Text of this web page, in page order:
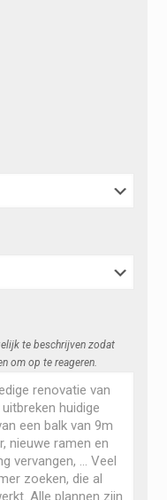
te beschrijven zodat
om op te reageren.